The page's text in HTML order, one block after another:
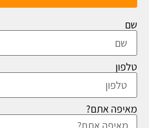
שם
טלפון
מאיפה אתם?